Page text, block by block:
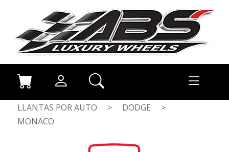
LLANTAS POR AUTO > DODGE
>
MONACO